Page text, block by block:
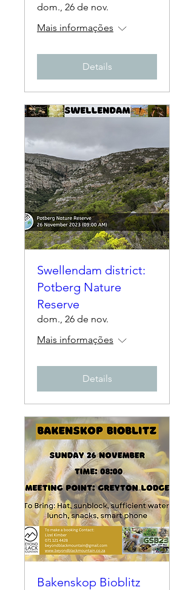
dom., 26 de nov.
Mais informações
Details
Swellendam district:
Potberg Nature
Reserve
dom., 26 de nov.
Mais informações
Details
Bakenskop Bioblitz